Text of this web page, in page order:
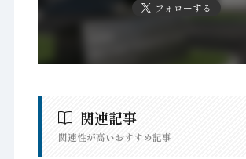
フォローする
関連記事
関連性が高いおすすめ記事